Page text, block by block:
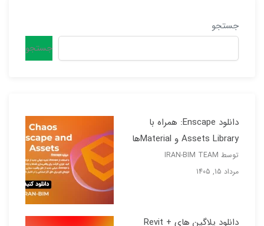
جستجو
جستجو
دانلود Enscape: همراه با
Assets Library و Materialها
توسط IRAN-BIM TEAM
مرداد 15, 1405
دانلود پلاگین های Revit +